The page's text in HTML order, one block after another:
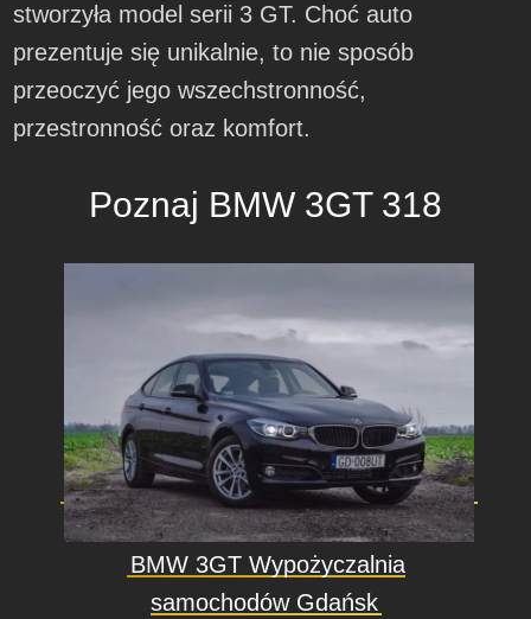
stworzyła model serii 3 GT. Choć auto
prezentuje się unikalnie, to nie sposób
przeoczyć jego wszechstronność,
przestronność oraz komfort.
Poznaj BMW 3GT 318
BMW 3GT Wypożyczalnia
samochodów Gdańsk